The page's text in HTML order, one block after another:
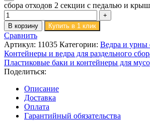
сбора отходов 2 секции с педалью и
В корзину Купить в 1 клик
Сравнить
Артикул: 11035 Категории: Ведра и урны
Контейнеры и ведра для раздельного
Пластиковые баки и контейнеры для
Поделиться:
Описание
Доставка
Оплата
Гарантийный обязательства